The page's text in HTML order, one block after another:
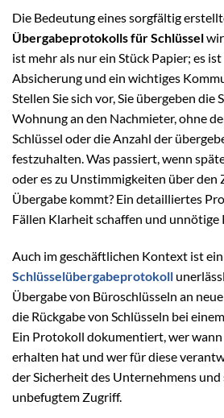
Die Bedeutung eines sorgfältig
Übergabeprotokolls für Schlüssel
ist mehr als nur ein Stück Papier; es
Absicherung und ein wichtiges
Stellen Sie sich vor, Sie übergeben die
Wohnung an den Nachmieter, ohne
Schlüssel oder die Anzahl der
festzuhalten. Was passiert, wenn
oder es zu Unstimmigkeiten über
Übergabe kommt? Ein detailliertes
Fällen Klarheit schaffen und
Auch im geschäftlichen Kontext ist ein
Schlüsselübergabeprotokoll
Übergabe von Büroschlüsseln an
die Rückgabe von Schlüsseln bei
Ein Protokoll dokumentiert, wer wann
erhalten hat und wer für diese
der Sicherheit des Unternehmens
unbefugtem Zugriff.